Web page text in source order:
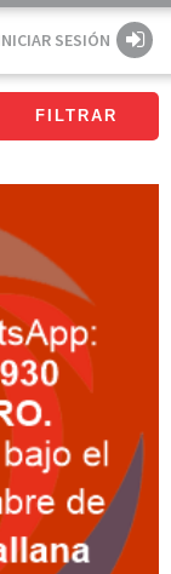
SESIÓN
FILTRAR